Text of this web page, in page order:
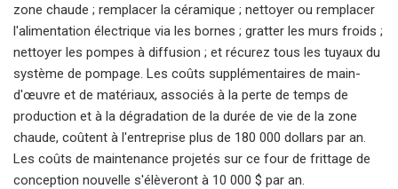
zone chaude ; remplacer la céramique ; nettoyer ou remplacer
l'alimentation électrique via les bornes ; gratter les murs froids ;
nettoyer les pompes à diffusion ; et récurez tous les tuyaux du
système de pompage. Les coûts supplémentaires de main-
d'œuvre et de matériaux, associés à la perte de temps de
production et à la dégradation de la durée de vie de la zone
chaude, coûtent à l'entreprise plus de 180 000 dollars par an.
Les coûts de maintenance projetés sur ce four de frittage de
conception nouvelle s'élèveront à 10 000 $ par an.